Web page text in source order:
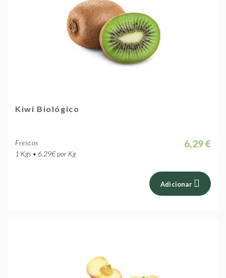
Kiwi Biológico
Frescos
1 Kgs • 6.29€ por Kg
6,29 €
Adicionar